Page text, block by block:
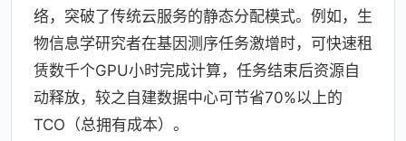
络，突破了传统云服务的静态分配模式。例如，生
物信息学研究者在基因测序任务激增时，可快速租
赁数千个GPU小时完成计算，任务结束后资源自
动释放，较之自建数据中心可节省70%以上的
TCO（总拥有成本）。